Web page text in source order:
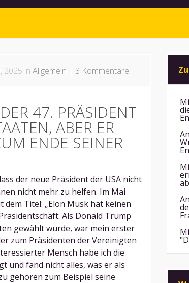
2025 in Allgemein | 3 Kommentare
47. PRÄSIDENT
ABER ER
ENDE SEINER
der neue Präsident der USA nicht
nicht mehr zu helfen. Im Mai
dem Titel: „Elon Musk hat keinen
Als Donald Trump
gewählt wurde, war mein erster
zum Präsidenten der Vereinigten
Mensch habe ich die
und fand nicht alles, was er als
gehören zum Beispiel seine